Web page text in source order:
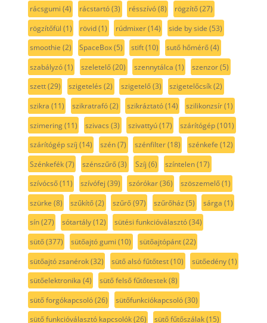
rácsgumi (4) rácstartó(3) résszívó(8) rögzítő(27)
rögzítőfül (1) rövid(1) rúdmixer(14) side by side (53)
smoothie (2) SpaceBox(5) stift(10) sutő hőmérő(4)
szabályzó(1) szeletelő(20) szennytálca (1) szenzor(5)
szett(29) szigetelés (2) szigetelő(3) szigetelőcsík(2)
szikra (11) szikratrafó(2) szikráztató(14) szilikonzsír(1)
szimering(11) szivacs (3) szivattyú(17) szárítógép(101)
szárítógép szíj (14) szén(7) szénfilter(18) szénkefe (12)
Szénkefék(7) szénszűrő(3) Szíj (6) színtelen(17)
szívócső(11) szívófej (39) szórókar(36) szöszemelő(1)
szürke (8) szűkítő(2) szűrő(97) szűrőház (5) sárga (1)
sín(27) sótartály(12) sütési funkcióválasztó(34)
sütő(377) sütőajtó gumi (10) sütőajtópánt(22)
sütőajtó zsanérok(32) sütő alsó fűtőtest(10) sütőedény(1)
sütőelektronika (4) sütő felső fűtőtestek(8)
sütő forgókapcsoló(26) sütőfunkciókapcsoló(30)
sütő funkcióválasztó kapcsolók(26) sütő fűtőszálak(15)